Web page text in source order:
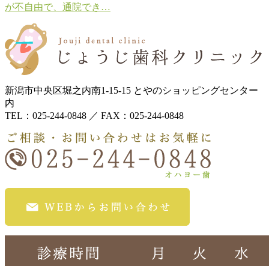
が不自由で、通院でき…
新潟市中央区堀之内南1-15-15 とやのショッピングセンター
内
TEL：025-244-0848 ／ FAX：025-244-0848